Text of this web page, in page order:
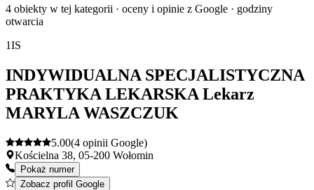
4 obiekty w tej kategorii · oceny i opinie z Google · godziny
otwarcia
1IS
INDYWIDUALNA SPECJALISTYCZNA
PRAKTYKA LEKARSKA Lekarz
MARYLA WASZCZUK
5.00(4 opinii Google)
Kościelna 38, 05-200 Wołomin
Pokaż numer
Zobacz profil Google